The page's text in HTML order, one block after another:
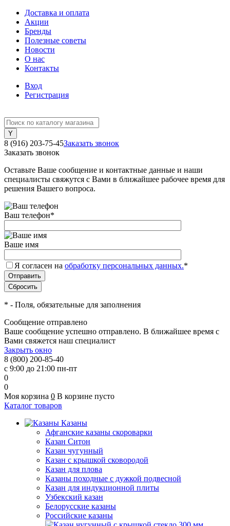
Доставка и оплата
Акции
Бренды
Полезные советы
Новости
О нас
Контакты
Вход
Регистрация
8 (916) 203-75-45Заказать звонок
Заказать звонок
Оставьте Ваше сообщение и контактные данные и наши
специалисты свяжутся с Вами в ближайшее рабочее время для
решения Вашего вопроса.
Ваш телефон*
Ваше имя
Я согласен на обработку персональных данных.*
* - Поля, обязательные для заполнения
Сообщение отправлено
Ваше сообщение успешно отправлено. В ближайшее время с
Вами свяжется наш специалист
Закрыть окно
8 (800) 200-85-40
с 9:00 до 21:00 пн-пт
0
0
Моя корзина 0 В корзине пусто
Каталог товаров
Казаны
Афганские казаны скороварки
Казан Ситон
Казан чугунный
Казан с крышкой сковородой
Казан для плова
Казаны походные с дужкой подвесной
Казан для индукционной плиты
Узбекский казан
Белорусские казаны
Российские казаны